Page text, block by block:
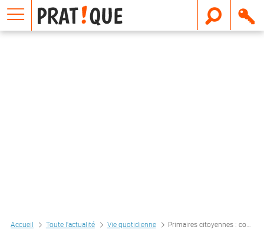
Accueil Toute l'actualité Vie quotidienne Primaires citoyennes : comment participer à la désignation du candidat de la gauche ?
E
m
a